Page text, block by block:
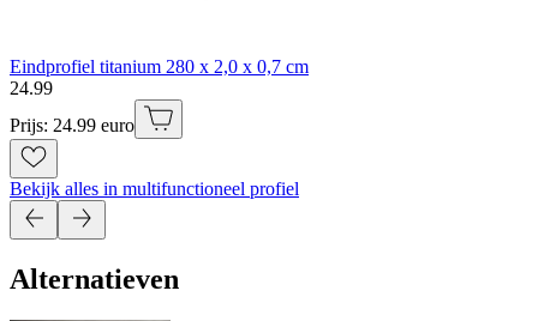
Eindprofiel titanium 280 x 2,0 x 0,7 cm
24.99
Prijs: 24.99 euro
Bekijk alles in multifunctioneel profiel
Alternatieven